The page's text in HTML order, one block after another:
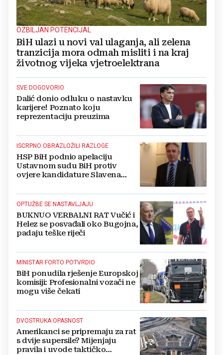
OZBILJAN POTENCIJAL
BiH ulazi u novi val ulaganja, ali zelena
tranzicija mora odmah misliti i na kraj
životnog vijeka vjetroelektrana
SVE DOGOVORIO
Dalić donio odluku o nastavku
karijere! Poznato koju
reprezentaciju preuzima
ISCRPNO OBRAZLOŽILI RAZLOGE
HSP BiH podnio apelaciju
Ustavnom sudu BiH protiv
ovjere kandidature Slavena
OPTUŽBE SE NASTAVLJAJU
BUKNUO VERBALNI RAT Vučić i
Helez se posvađali oko Bugojna,
padaju teške riječi
MINISTAR FORTO POTVRDIO
BiH ponudila rješenje Europskoj
komisiji: Profesionalni vozači ne
mogu više čekati
DVOSTRUKA OPASNOST
Amerikanci se pripremaju za rat
s dvije supersile? Mijenjaju
pravila i uvode taktičko